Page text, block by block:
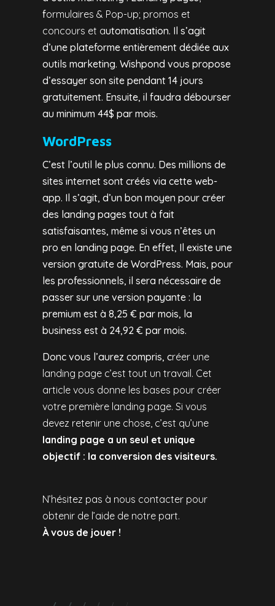
formulaires & Pop-up; promos et
concours et automatisation. Il s’agit
d’une plateforme entièrement dédiée aux
outils marketing. Wishpond vous propose
d’essayer son site pendant 14 jours
gratuitement. Ensuite, il faudra débourser
au minimum 44$ par mois.
WordPress
C’est l’outil le plus connu. Des millions de
sites internet sont créés via cette web-
app. Il s’agit, d’un bon moyen pour créer
des landing pages tout à fait
satisfaisantes, même si vous n’êtes un
pro en landing page. En effet, Il existe une
version gratuite de WordPress. Mais, pour
les professionnels, il sera nécessaire de
passer sur une version payante : la
premium est à 8,25 € par mois, la
business est à 24,92 € par mois.
Donc vous l’aurez compris, créer une
landing page c’est tout un travail. Cet
article vous donne les bases pour créer
votre première landing page. Si vous
devez retenir une chose, c’est qu’une
landing page a un seul et unique
objectif : la conversion des visiteurs.
N’hésitez pas à nous contacter pour
obtenir de l’aide de notre part.
À vous de jouer !